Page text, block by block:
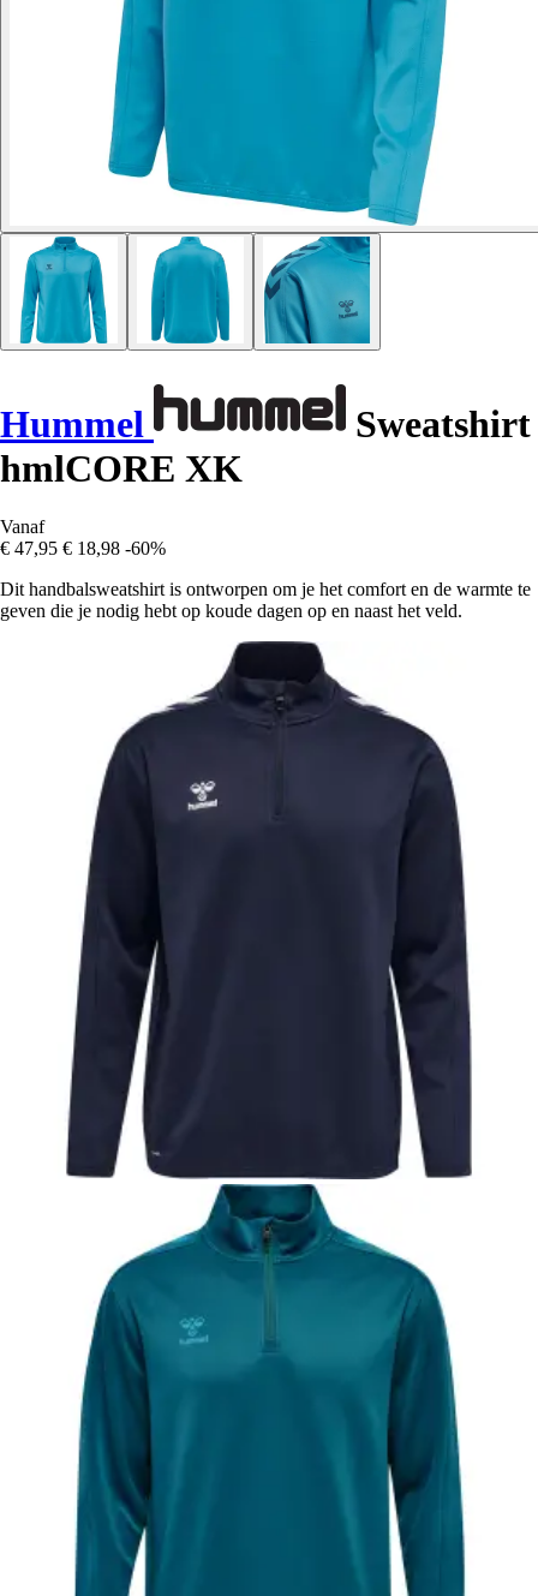
Hummel
Sweatshirt
hmlCORE XK
Vanaf
€ 47,95 € 18,98 -60%
Dit handbalsweatshirt is ontworpen om je het comfort en de warmte te
geven die je nodig hebt op koude dagen op en naast het veld.